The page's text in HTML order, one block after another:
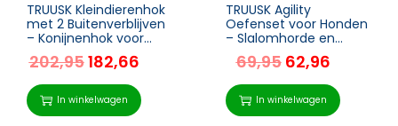
TRUUSK Kleindierenhok
met 2 Buitenverblijven
– Konijnenhok voor
Kleindieren – Ruime
Kooi – Voor Konijnen en
Kleine Dieren – Grijs
202,95182,66
In winkelwagen
TRUUSK Agility
Oefenset voor Honden
– Slalomhorde en
Tunnel – PE+Polyester
– Blauw en Geel –
Hondensport
Trainingsveld
69,95 62,96
In winkelwagen